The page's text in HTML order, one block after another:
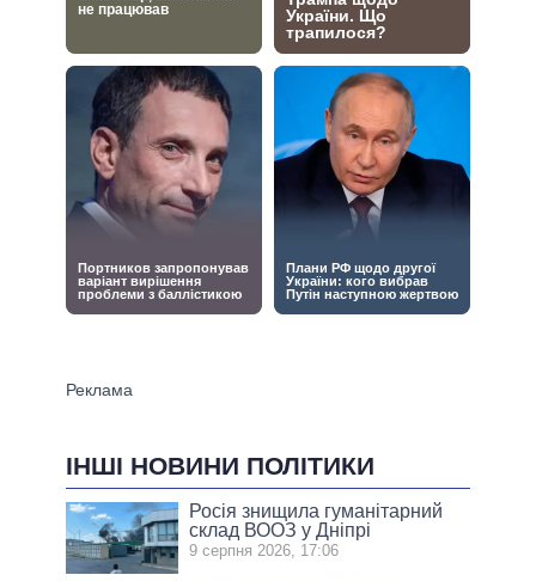
ІНШІ НОВИНИ ПОЛІТИКИ
Росія знищила гуманітарний
склад ВООЗ у Дніпрі
9 серпня 2026, 17:06